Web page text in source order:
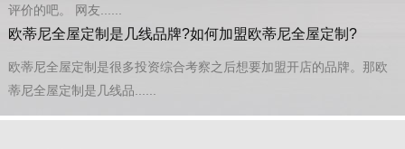
评价的吧。 网友......
欧蒂尼全屋定制是几线品牌?如何加盟欧蒂尼全屋定制?
欧蒂尼全屋定制是很多投资综合考察之后想要加盟开店的品牌。那欧
蒂尼全屋定制是几线品......